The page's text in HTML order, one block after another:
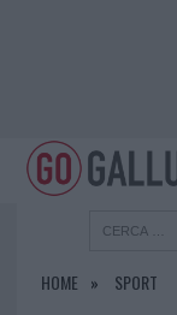
HOME SPORT